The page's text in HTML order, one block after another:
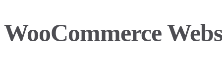
WooCommerce